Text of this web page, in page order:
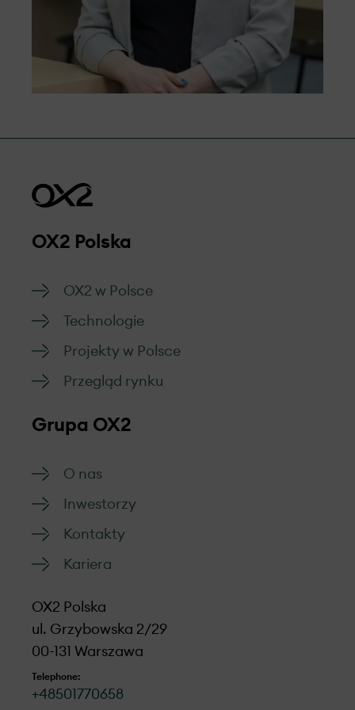
OX2 Polska
OX2 w Polsce
Technologie
Projekty w Polsce
Przegląd rynku
Grupa OX2
O nas
Inwestorzy
Kontakty
Kariera
OX2 Polska
ul. Grzybowska 2/29
00-131 Warszawa
Telephone:
+48501770658